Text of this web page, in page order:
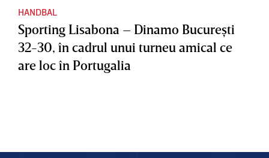
HANDBAL
Sporting Lisabona – Dinamo Bucureşti
32-30, în cadrul unui turneu amical ce
are loc în Portugalia